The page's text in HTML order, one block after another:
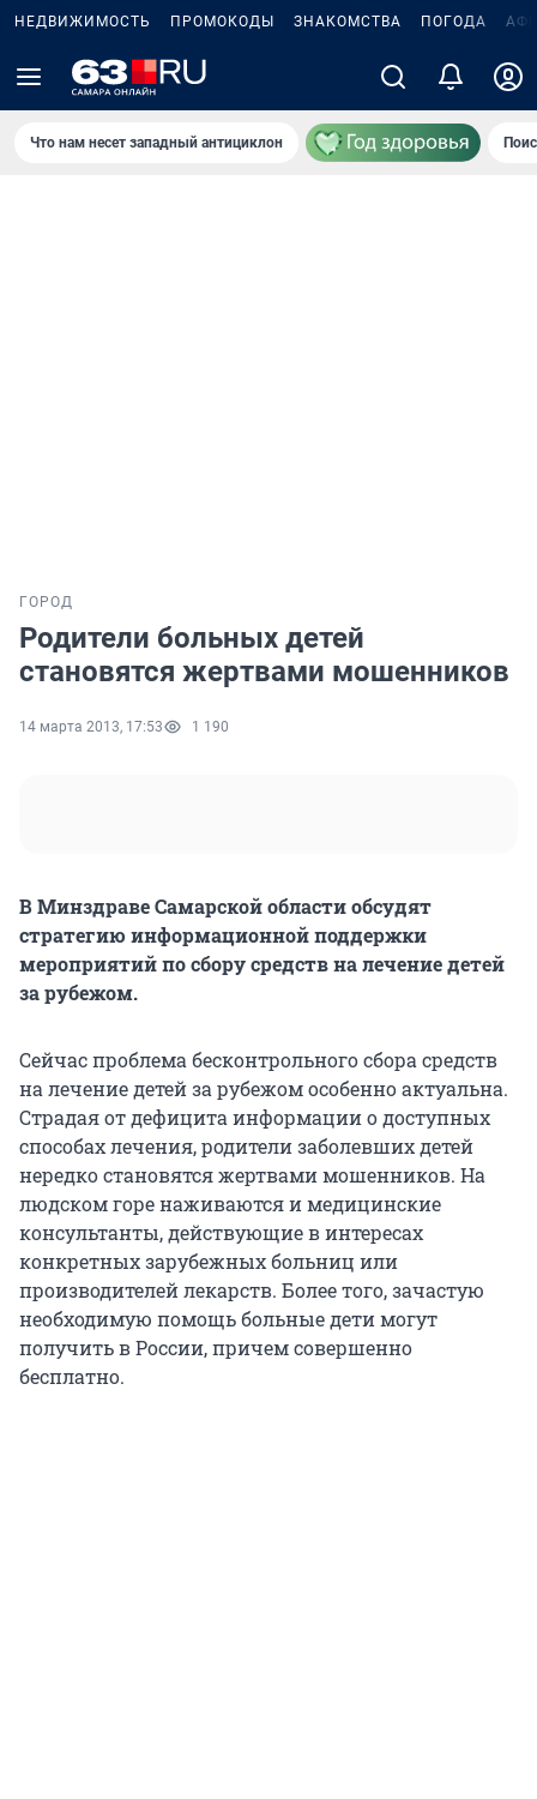
НЕДВИЖИМОСТЬ ПРОМОКОДЫ ЗНАКОМСТВА ПОГОДА
Что нам несет западный антициклон
ГОРОД
Родители больных детей
становятся жертвами мошенников
14 марта 2013, 17:53 1 190
В Минздраве Самарской области обсудят
стратегию информационной поддержки
мероприятий по сбору средств на лечение детей
за рубежом.
Сейчас проблема бесконтрольного сбора средств
на лечение детей за рубежом особенно актуальна.
Страдая от дефицита информации о доступных
способах лечения, родители заболевших детей
нередко становятся жертвами мошенников. На
людском горе наживаются и медицинские
консультанты, действующие в интересах
конкретных зарубежных больниц или
производителей лекарств. Более того, зачастую
необходимую помощь больные дети могут
получить в России, причем совершенно
бесплатно.